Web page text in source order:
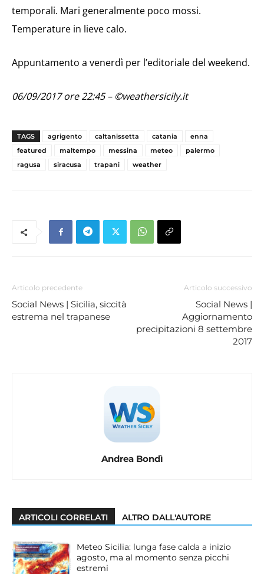
temporali. Mari generalmente poco mossi.
Temperature in lieve calo.
Appuntamento a venerdì per l’editoriale del weekend.
06/09/2017 ore 22:45 – ©weathersicily.it
TAGS agrigento caltanissetta catania
enna
featured
maltempo messina meteo
palermo
ragusa
siracusa trapani weather
Articolo precedente
Social News | Sicilia, siccità
estrema nel trapanese
Articolo successivo
Social News |
Aggiornamento
precipitazioni 8 settembre
2017
Andrea Bondì
ARTICOLI CORRELATI ALTRO DALL'AUTORE
Meteo Sicilia: lunga fase calda a inizio
agosto, ma al momento senza picchi
estremi